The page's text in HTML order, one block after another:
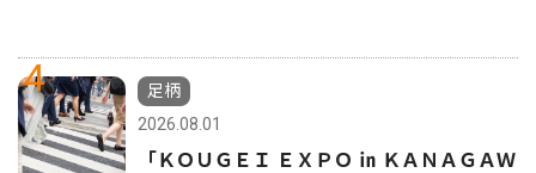
4
足柄
2026.08.01
「ＫＯＵＧＥＩ ＥＸＰＯ ㏌ ＫＡＮＡＧＡＷ